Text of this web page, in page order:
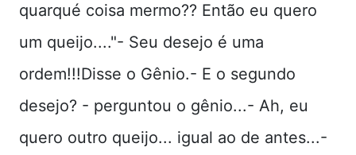
quarqué coisa mermo?? Então eu quero
um queijo...."- Seu desejo é uma
ordem!!!Disse o Gênio.- E o segundo
desejo? - perguntou o gênio...- Ah, eu
quero outro queijo... igual ao de antes...-